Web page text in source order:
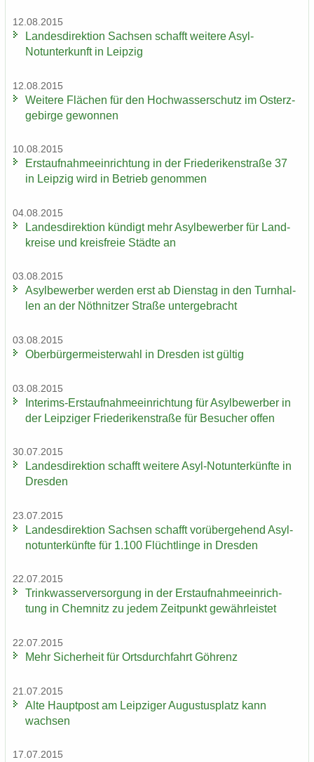
12.08.2015
Lan­des­di­rek­ti­on Sach­sen schafft wei­te­re Asyl-​
Notunterkunft in Leip­zig
12.08.2015
Wei­te­re Flä­chen für den Hoch­was­ser­schutz im Ost­erz­
ge­bir­ge ge­won­nen
10.08.2015
Erst­auf­nah­me­ein­rich­tung in der Frie­de­ri­ken­stra­ße 37
in Leip­zig wird in Be­trieb ge­nom­men
04.08.2015
Lan­des­di­rek­ti­on kün­digt mehr Asyl­be­wer­ber für Land­
krei­se und kreis­freie Städ­te an
03.08.2015
Asyl­be­wer­ber wer­den erst ab Diens­tag in den Turn­hal­
len an der Nö­th­nit­zer Stra­ße un­ter­ge­bracht
03.08.2015
Ober­bür­ger­meis­ter­wahl in Dres­den ist gül­tig
03.08.2015
Interims-​Erstaufnahmeeinrichtung für Asyl­be­wer­ber in
der Leip­zi­ger Frie­de­ri­ken­stra­ße für Be­su­cher offen
30.07.2015
Lan­des­di­rek­ti­on schafft wei­te­re Asyl-​Notunterkünfte in
Dres­den
23.07.2015
Lan­des­di­rek­ti­on Sach­sen schafft vor­über­ge­hend Asyl­
not­un­ter­künf­te für 1.100 Flücht­lin­ge in Dres­den
22.07.2015
Trink­was­ser­ver­sor­gung in der Erst­auf­nah­me­ein­rich­
tung in Chem­nitz zu jedem Zeit­punkt ge­währ­leis­tet
22.07.2015
Mehr Si­cher­heit für Orts­durch­fahrt Göh­renz
21.07.2015
Alte Haupt­post am Leip­zi­ger Au­gus­tus­platz kann
wach­sen
17.07.2015